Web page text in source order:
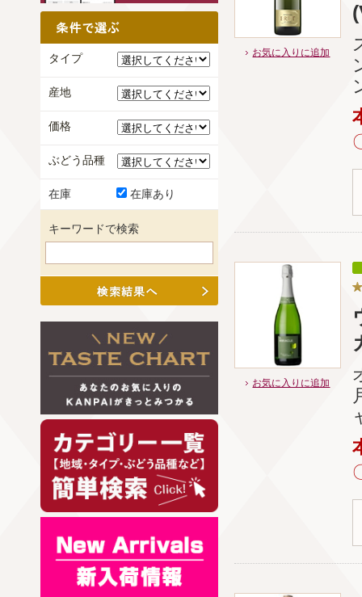
お気に入りに追加
お気に入りに追加
タイプ
産地
価格
ぶどう品種
在庫 在庫あり
キーワードで検索